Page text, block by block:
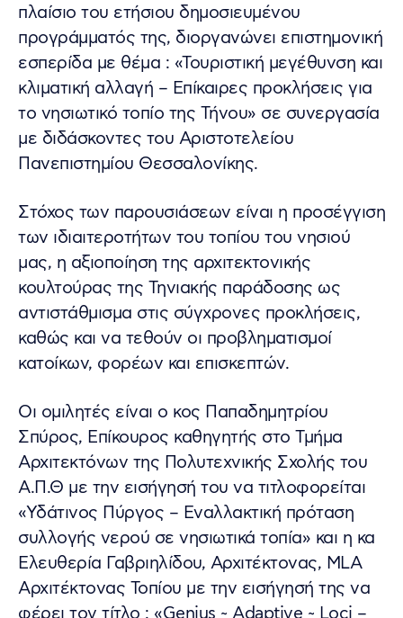
πλαίσιο του ετήσιου δημοσιευμένου
προγράμματός της, διοργανώνει επιστημονική
εσπερίδα με θέμα : «Τουριστική μεγέθυνση και
κλιματική αλλαγή – Επίκαιρες προκλήσεις για
το νησιωτικό τοπίο της Τήνου» σε συνεργασία
με διδάσκοντες του Αριστοτελείου
Πανεπιστημίου Θεσσαλονίκης.
Στόχος των παρουσιάσεων είναι η προσέγγιση
των ιδιαιτεροτήτων του τοπίου του νησιού
μας, η αξιοποίηση της αρχιτεκτονικής
κουλτούρας της Τηνιακής παράδοσης ως
αντιστάθμισμα στις σύγχρονες προκλήσεις,
καθώς και να τεθούν οι προβληματισμοί
κατοίκων, φορέων και επισκεπτών.
Οι ομιλητές είναι ο κος Παπαδημητρίου
Σπύρος, Επίκουρος καθηγητής στο Τμήμα
Αρχιτεκτόνων της Πολυτεχνικής Σχολής του
Α.Π.Θ με την εισήγησή του να τιτλοφορείται
«Υδάτινος Πύργος – Εναλλακτική πρόταση
συλλογής νερού σε νησιωτικά τοπία» και η κα
Ελευθερία Γαβριηλίδου, Αρχιτέκτονας, MLA
Αρχιτέκτονας Τοπίου με την εισήγησή της να